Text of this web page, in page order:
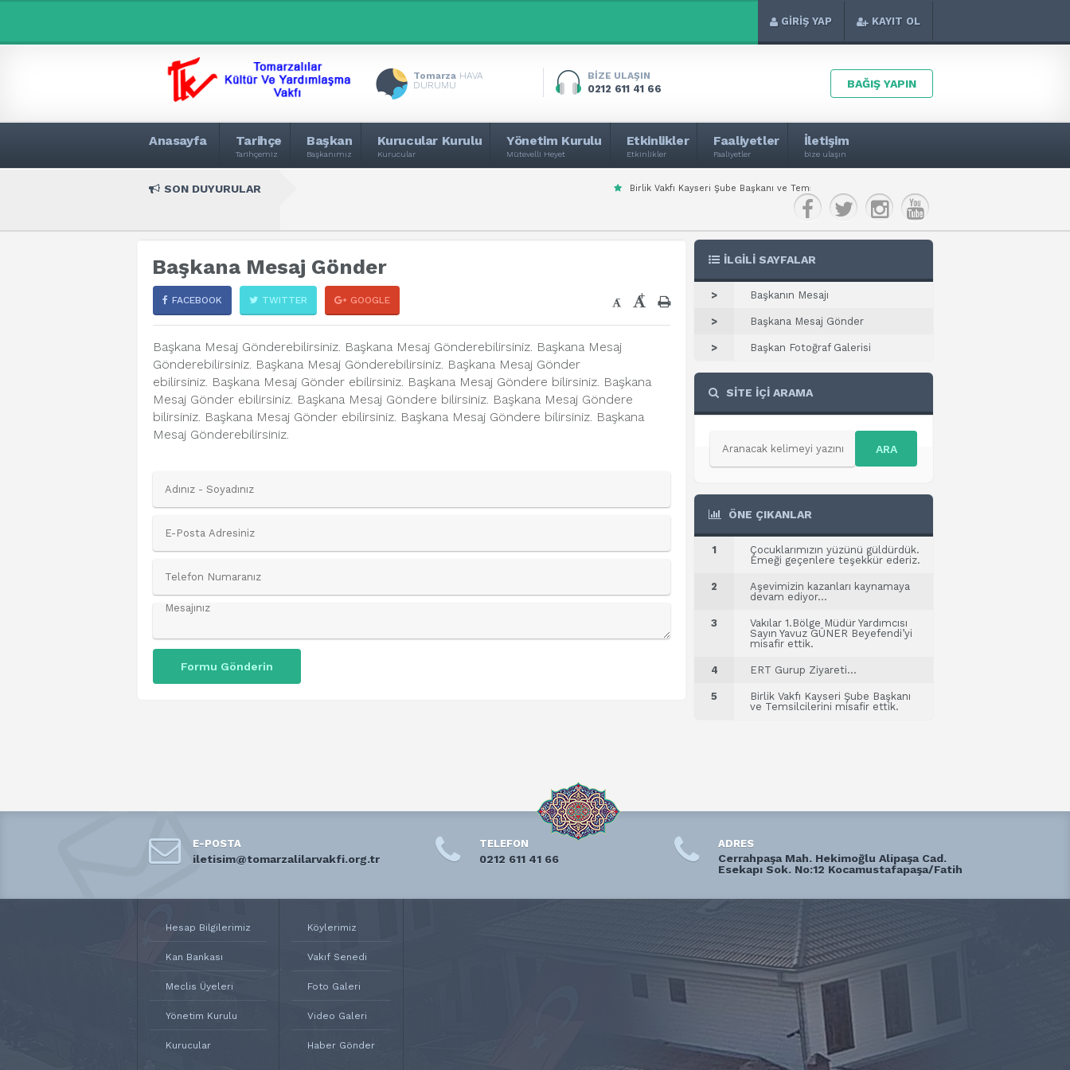
GİRİŞ YAP KAYIT OL
Tomarza HAVA
DURUMU
BİZE ULAŞIN
0212 611 41 66 BAĞIŞ YAPIN
Anasayfa Tarihçe
Tarihçemiz
Başkan
Başkanımız
Kurucular Kurulu
Kurucular
Yönetim Kurulu
Mütevelli Heyet
Etkinlikler
Etkinlikler
Faaliyetler
Faaliyetler
İletişim
bize ulaşın
SON DUYURULAR Birlik Vakfı Kayseri Şube Başkanı ve Temsilcilerini misafir ettik.
Başkana Mesaj Gönder
FACEBOOK TWITTER GOOGLE - +
Başkana Mesaj Gönderebilirsiniz. Başkana Mesaj Gönderebilirsiniz. Başkana Mesaj
Gönderebilirsiniz. Başkana Mesaj Gönderebilirsiniz. Başkana Mesaj Gönder
ebilirsiniz. Başkana Mesaj Gönder ebilirsiniz. Başkana Mesaj Göndere bilirsiniz. Başkana
Mesaj Gönder ebilirsiniz. Başkana Mesaj Göndere bilirsiniz. Başkana Mesaj Göndere
bilirsiniz. Başkana Mesaj Gönder ebilirsiniz. Başkana Mesaj Göndere bilirsiniz. Başkana
Mesaj Gönderebilirsiniz.
Formu Gönderin
İLGİLİ SAYFALAR
> Başkanın Mesajı
> Başkana Mesaj Gönder
> Başkan Fotoğraf Galerisi
SİTE İÇİ ARAMA
ARA
ÖNE ÇIKANLAR
1
Çocuklarımızın yüzünü güldürdük.
Emeği geçenlere teşekkür ederiz.
2
Aşevimizin kazanları kaynamaya
devam ediyor…
3
Vakılar 1.Bölge Müdür Yardımcısı
Sayın Yavuz GÜNER Beyefendi’yi
misafir ettik.
4 ERT Gurup Ziyareti…
5
Birlik Vakfı Kayseri Şube Başkanı
ve Temsilcilerini misafir ettik.
E-POSTA
iletisim@tomarzalilarvakfi.org.tr
TELEFON
0212 611 41 66
ADRES
Cerrahpaşa Mah. Hekimoğlu Alipaşa Cad.
Esekapı Sok. No:12 Kocamustafapaşa/Fatih
Hesap Bilgilerimiz
Kan Bankası
Meclis Üyeleri
Yönetim Kurulu
Kurucular
Köylerimiz
Vakıf Senedi
Foto Galeri
Video Galeri
Haber Gönder